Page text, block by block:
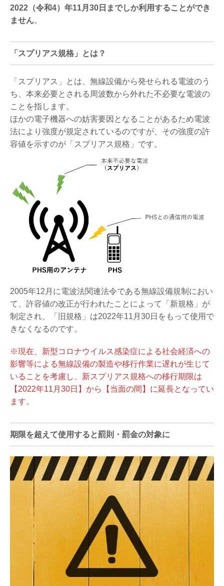
2022（令和4）年11月30日までしか利用することができ
ません。
「スプリアス規格」とは？
「スプリアス」とは、無線設備から発せられる電波のう
ち、本来必要とされる周波数から外れた不必要な電波の
ことを指します。
ほかの電子機器への妨害要因となることがあるため電波
法により強度が規定されているのですが、その強度の許
容値を示すのが「スプリアス規格」です。
2005年12月に電波法関連法令である無線設備規制におい
て、許容値の改正が行われたことによって「新規格」が
制定され、「旧規格」は2022年11月30日をもって使用で
きなくなるのです。
※現在、新型コロナウイルス感染症による社会経済への
影響等による無線設備の製造や移行作業に遅れが生じて
いることを考慮し、新スプリアス規格への移行期限は
【2022年11月30日】から【当面の間】に延長となってい
ます。
期限を超えて使用すると罰則・罰金の対象に